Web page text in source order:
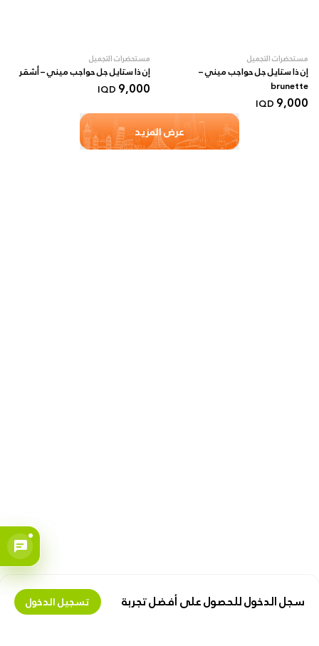
مستحضرات التجميل
إن ذا ستايل جل حواجب ميني –
brunette
9,000
IQD
مستحضرات التجميل
إن ذا ستايل جل حواجب ميني – أشقر
9,000
IQD
عرض المزيد
سجل الدخول للحصول على أفضل تجربة تسجيل الدخول